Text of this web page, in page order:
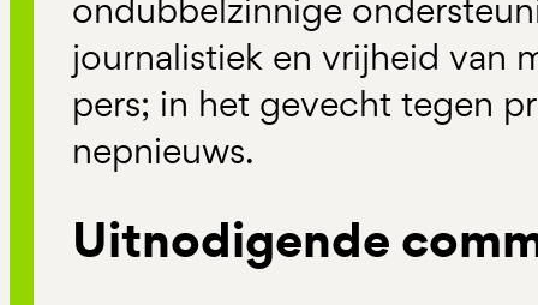
ondubbelzinnige
journalistiek en vrijheid van
pers; in het gevecht tegen
nepnieuws.
Uitnodigende